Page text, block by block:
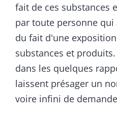
fait de ces substances
par toute personne
du fait d'une
substances et
dans les quelques
laissent présager un
voire infini de